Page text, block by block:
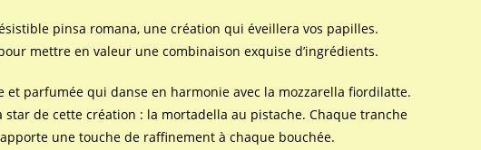
pinsa romana, une création qui éveillera vos papilles.
mettre en valeur une combinaison exquise d’ingrédients.
parfumée qui danse en harmonie avec la mozzarella fiordilatte.
de cette création : la mortadella au pistache. Chaque tranche
une touche de raffinement à chaque bouchée.